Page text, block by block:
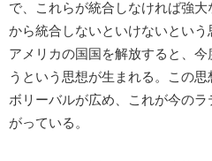
で、これらが統合しなければ強
から統合しないといけないとい
アメリカの国国を解放すると、
うという思想が生まれる。この思
ボリーバルが広め、これが今の
がっている。